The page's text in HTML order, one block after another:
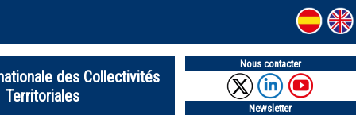
des Collectivités
Territoriales
Nous contacter
Newsletter